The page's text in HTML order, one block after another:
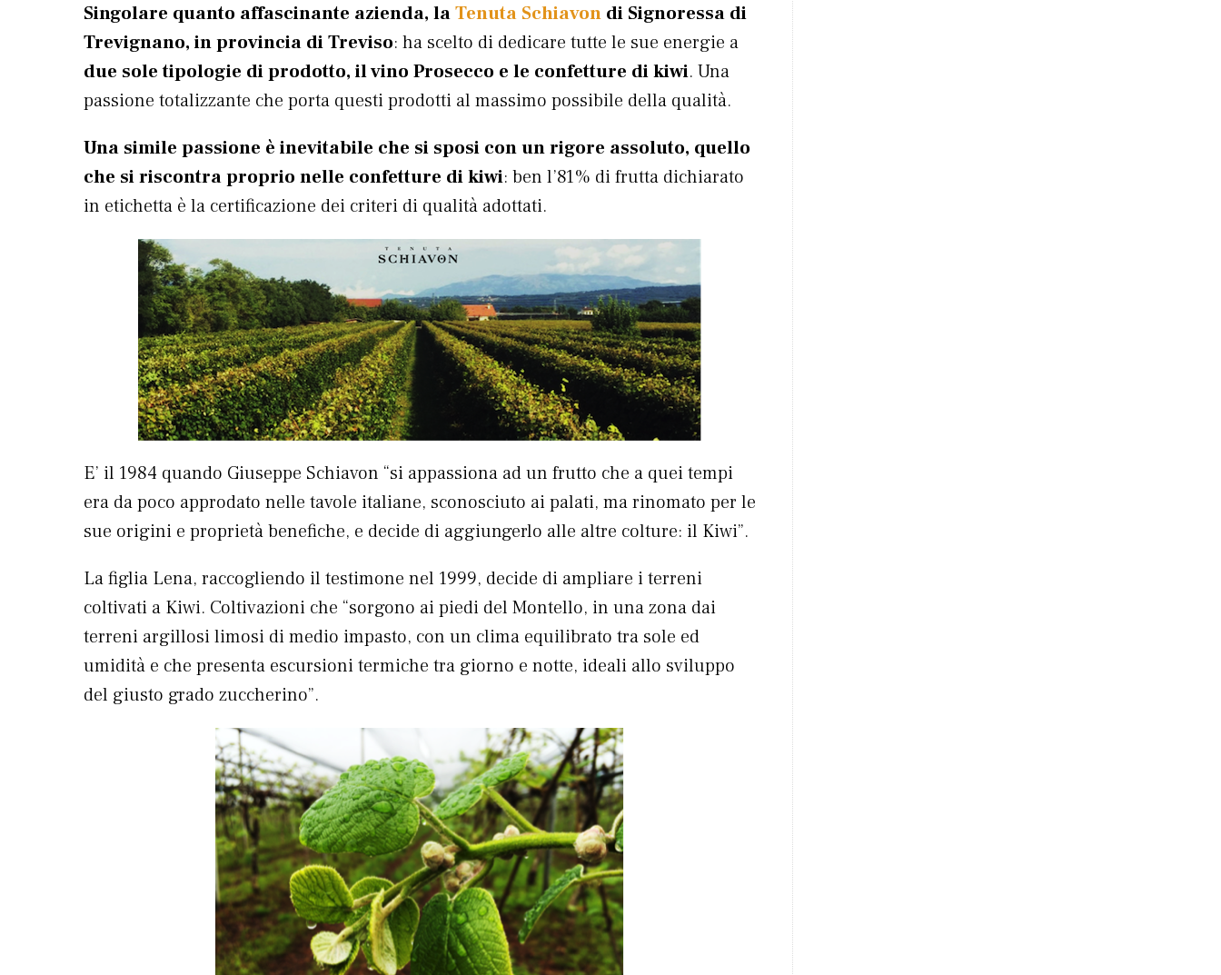
Singolare quanto affascinante azienda, laTenuta Schiavon di Signoressa di
Trevignano, in provincia di Treviso: ha scelto di dedicare tutte le sue energie a
due sole tipologie di prodotto, il vino Prosecco e le confetture di kiwi. Una
passione totalizzante che porta questi prodotti al massimo possibile della qualità.
Una simile passione è inevitabile che si sposi con un rigore assoluto, quello
che si riscontra proprio nelle confetture di kiwi: ben l’81% di frutta dichiarato
in etichetta è la certificazione dei criteri di qualità adottati.
E’ il 1984 quando Giuseppe Schiavon “si appassiona ad un frutto che a quei tempi
era da poco approdato nelle tavole italiane, sconosciuto ai palati, ma rinomato per le
sue origini e proprietà benefiche, e decide di aggiungerlo alle altre colture: il Kiwi”.
La figlia Lena, raccogliendo il testimone nel 1999, decide di ampliare i terreni
coltivati a Kiwi. Coltivazioni che “sorgono ai piedi del Montello, in una zona dai
terreni argillosi limosi di medio impasto, con un clima equilibrato tra sole ed
umidità e che presenta escursioni termiche tra giorno e notte, ideali allo sviluppo
del giusto grado zuccherino”.